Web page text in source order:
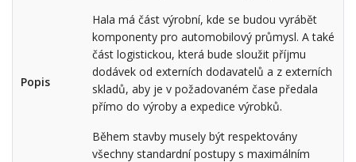
Popis
Hala má část výrobní, kde se budou vyrábět
komponenty pro automobilový průmysl. A také
část logistickou, která bude sloužit příjmu
dodávek od externích dodavatelů a z externích
skladů, aby je v požadovaném čase předala
přímo do výroby a expedice výrobků.
Během stavby musely být respektovány
všechny standardní postupy s maximálním